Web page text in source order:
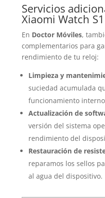
Servicios
Xiaomi Watch
En Doctor Móviles,
complementarios para
rendimiento de tu reloj:
Limpieza y
suciedad acumulada
funcionamiento
Actualización de
versión del sistema
rendimiento del
Restauración de
reparamos los sellos
al agua del dispositivo.